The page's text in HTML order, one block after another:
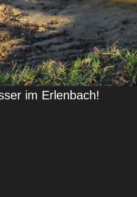
im Erlenbach!